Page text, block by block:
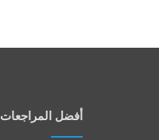
أفضل المراجعات